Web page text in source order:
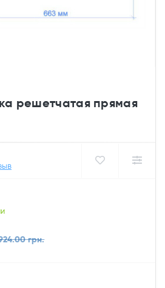
решетчатая прямая
грн.